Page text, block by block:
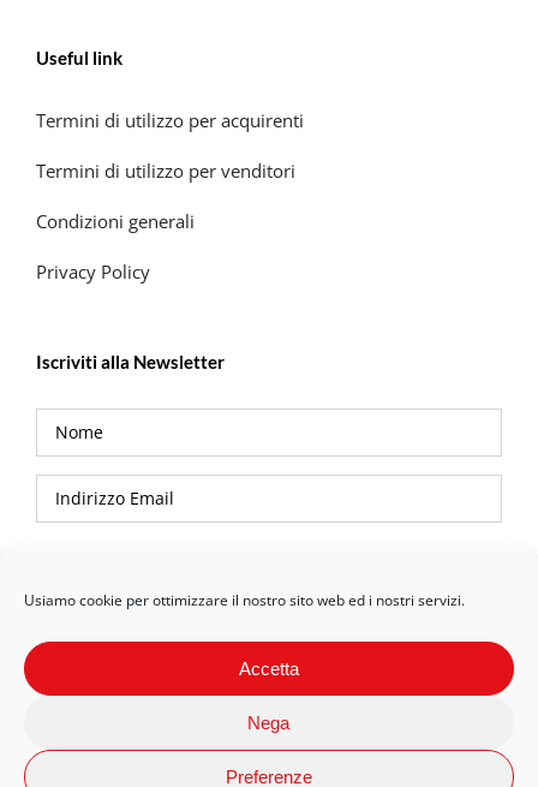
Usiamo cookie per ottimizzare il nostro sito web ed i nostri servizi.
Accetta
Nega
Preferenze
Useful link
Termini di utilizzo per acquirenti
Termini di utilizzo per venditori
Condizioni generali
Privacy Policy
Iscriviti alla Newsletter